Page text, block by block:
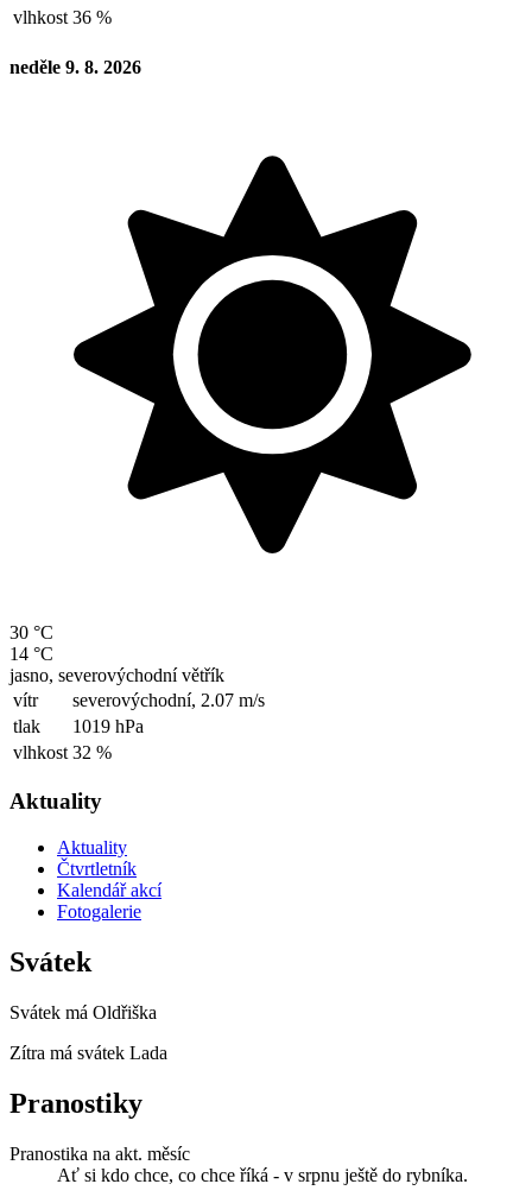
vlhkost 36 %
neděle 9. 8. 2026
30 °C
14 °C
jasno, severovýchodní větřík
vítr
severovýchodní, 2.07 m/s
tlak
1019 hPa
vlhkost 32 %
Aktuality
Aktuality
Čtvrtletník
Kalendář akcí
Fotogalerie
Svátek
Svátek má Oldřiška
Zítra má svátek Lada
Pranostiky
Pranostika na akt. měsíc
Ať si kdo chce, co chce říká - v srpnu ještě do rybníka.